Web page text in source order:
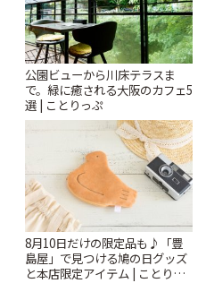
公園ビューから川床テラスま
で。緑に癒される大阪のカフェ5
選 | ことりっぷ
8月10日だけの限定品も♪「豊
島屋」で見つける鳩の日グッズ
と本店限定アイテム | ことりっ